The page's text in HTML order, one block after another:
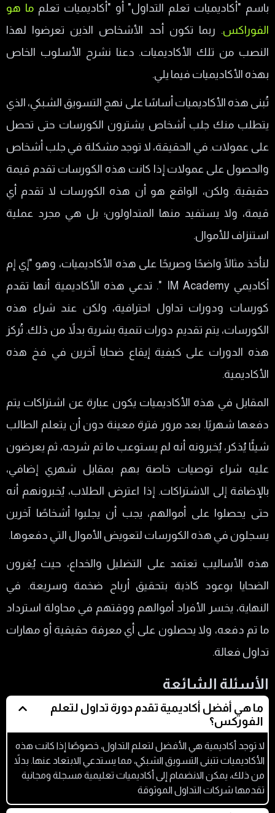
باسم "أكاديميات تعلم التداول" أو "أكاديميات تعلمما هو
الفوراكس. ربما تكون أحد الأشخاص الذين تعرضوا لهذا
النصب من تلك الأكاديميات. دعنا نشرح الأسلوب الخاص
بهذه الأكاديميات فيما يلي.
تُبنى هذه الأكاديميات أساسًا على نهج التسويق الشبكي، الذي
يتطلب منك جلب أشخاص يشترون الكورسات حتى تحصل
على عمولات. في الحقيقة، لا توجد مشكلة في جلب أشخاص
والحصول على عمولات إذا كانت هذه الكورسات تقدم قيمة
حقيقية. ولكن، الواقع هو أن هذه الكورسات لا تقدم أي
قيمة، ولا يستفيد منها المتداولون؛ بل هي مجرد عملية
استنزاف للأموال.
لنأخذ مثالًا واضحًا وصريحًا على هذه الأكاديميات، وهو "إي إم
أكاديمي IM Academy ". تدعي هذه الأكاديمية أنها تقدم
كورسات ودورات تداول احترافية، ولكن عند شراء هذه
الكورسات، يتم تقديم دورات تنمية بشرية بدلاً من ذلك. تُركز
هذه الدورات على كيفية إيقاع ضحايا آخرين في فخ هذه
الأكاديمية.
المقابل في هذه الأكاديميات يكون عبارة عن اشتراكات يتم
دفعها شهريًا. بعد مرور فترة معينة دون أن يتعلم الطالب
شيئًا يُذكر، يُخبرونه أنه لم يستوعب ما تم شرحه، ثم يعرضون
عليه شراء توصيات خاصة بهم بمقابل شهري إضافي،
بالإضافة إلى الاشتراكات. إذا اعترض الطلاب، يُخبرونهم أنه
حتى يحصلوا على أموالهم، يجب أن يجلبوا أشخاصًا آخرين
يسجلون في هذه الكورسات لتعويض الأموال التي دفعوها.
هذه الأساليب تعتمد على التضليل والخداع، حيث يُغرون
الضحايا بوعود كاذبة بتحقيق أرباح ضخمة وسريعة. في
النهاية، يخسر الأفراد أموالهم ووقتهم في محاولة استرداد
ما تم دفعه، ولا يحصلون على أي معرفة حقيقية أو مهارات
تداول فعالة.
الأسئلة الشائعة
ما هي أفضل أكاديمية تقدم دورة تداول لتعلم
الفوركس؟
لا توجد أكاديمية هي الأفضل لتعلم التداول، خصوصًا إذا كانت هذه
الأكاديميات تتبنى التسويق الشبكي، مما يستدعي الابتعاد عنها. بدلاً
من ذلك، يمكن الانضمام إلى أكاديميات تعليمية مسجلة ومجانية
تقدمها شركات التداول الموثوقة